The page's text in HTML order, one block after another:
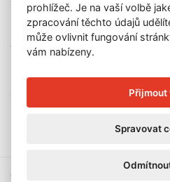
110 00 Praha 1
E-mail:
Telefon:
+420 222 523 739
OTEVÍRACÍ DOBA
© 2026 Galerie Lazarská | E-mail:
prohlížeč. Je na vaší volbě
zpracování těchto údajů
může ovlivnit fungování
vám nabízeny.
Přijmout
Spravovat